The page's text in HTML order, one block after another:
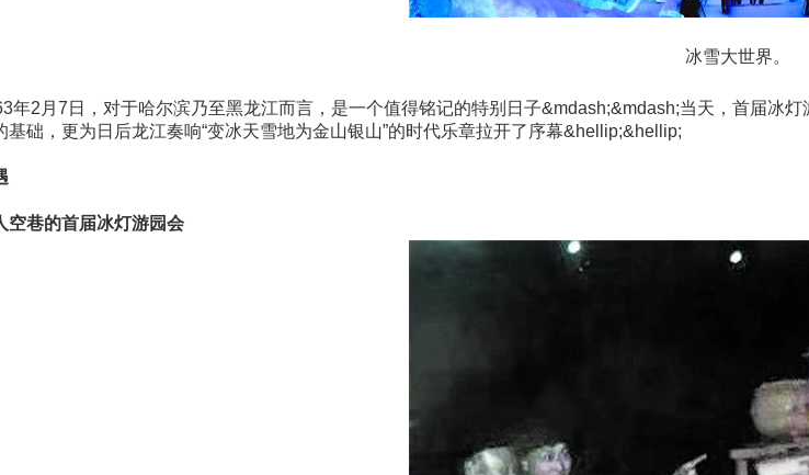
冰雪大世界。
年2月7日，对于哈尔滨乃至黑龙江而言，是一个值得铭记的特别日子&mdash;&mdash;当天，首届冰
基础，更为日后龙江奏响“变冰天雪地为金山银山”的时代乐章拉开了序幕&hellip;&hellip;
空巷的首届冰灯游园会